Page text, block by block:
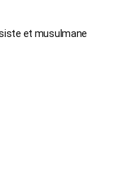
et musulmane